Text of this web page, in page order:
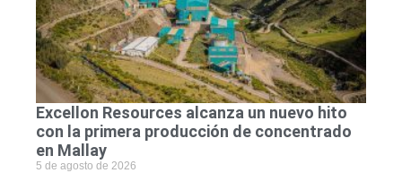
Excellon Resources alcanza un nuevo hito
con la primera producción de concentrado
en Mallay
5 de agosto de 2026